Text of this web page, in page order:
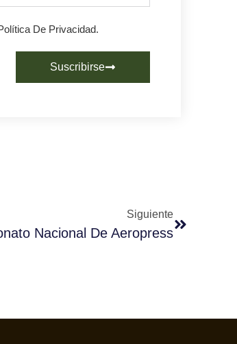
De Privacidad.
Suscribirse
Siguiente
Nacional De Aeropress